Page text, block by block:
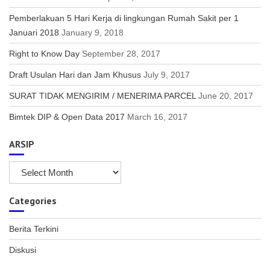
Pemberlakuan 5 Hari Kerja di lingkungan Rumah Sakit per 1
Januari 2018 January 9, 2018
Right to Know Day September 28, 2017
Draft Usulan Hari dan Jam Khusus July 9, 2017
SURAT TIDAK MENGIRIM / MENERIMA PARCEL June 20, 2017
Bimtek DIP & Open Data 2017 March 16, 2017
ARSIP
Categories
Berita Terkini
Diskusi